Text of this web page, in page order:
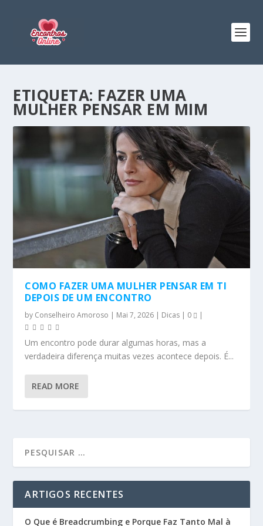
ETIQUETA: FAZER UMA
MULHER PENSAR EM MIM
COMO FAZER UMA MULHER PENSAR EM TI
DEPOIS DE UM ENCONTRO
by Conselheiro Amoroso | Mai 7, 2026 | Dicas | 0 |
Um encontro pode durar algumas horas, mas a
verdadeira diferença muitas vezes acontece depois. É...
READ MORE
ARTIGOS RECENTES
O Que é Breadcrumbing e Porque Faz Tanto Mal à